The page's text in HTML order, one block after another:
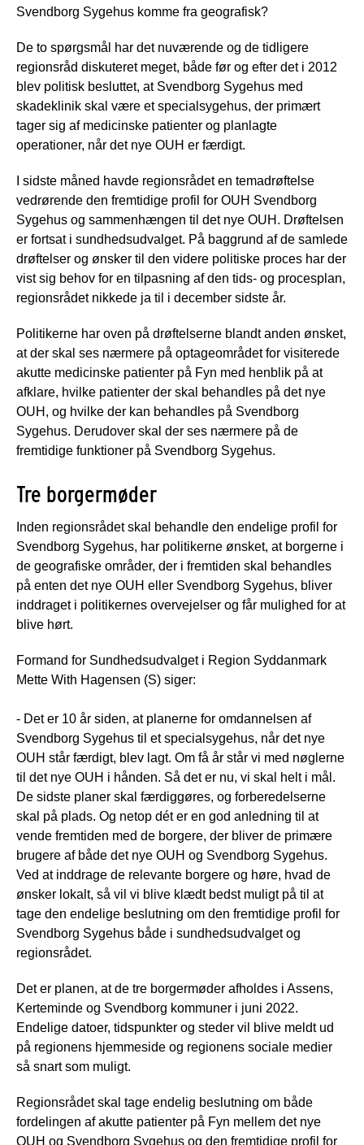
Svendborg Sygehus komme fra geografisk?
De to spørgsmål har det nuværende og de tidligere
regionsråd diskuteret meget, både før og efter det i 2012
blev politisk besluttet, at Svendborg Sygehus med
skadeklinik skal være et specialsygehus, der primært
tager sig af medicinske patienter og planlagte
operationer, når det nye OUH er færdigt.
I sidste måned havde regionsrådet en temadrøftelse
vedrørende den fremtidige profil for OUH Svendborg
Sygehus og sammenhængen til det nye OUH. Drøftelsen
er fortsat i sundhedsudvalget. På baggrund af de samlede
drøftelser og ønsker til den videre politiske proces har der
vist sig behov for en tilpasning af den tids- og procesplan,
regionsrådet nikkede ja til i december sidste år.
Politikerne har oven på drøftelserne blandt anden ønsket,
at der skal ses nærmere på optageområdet for visiterede
akutte medicinske patienter på Fyn med henblik på at
afklare, hvilke patienter der skal behandles på det nye
OUH, og hvilke der kan behandles på Svendborg
Sygehus. Derudover skal der ses nærmere på de
fremtidige funktioner på Svendborg Sygehus.
Tre borgermøder
Inden regionsrådet skal behandle den endelige profil for
Svendborg Sygehus, har politikerne ønsket, at borgerne i
de geografiske områder, der i fremtiden skal behandles
på enten det nye OUH eller Svendborg Sygehus, bliver
inddraget i politikernes overvejelser og får mulighed for at
blive hørt.
Formand for Sundhedsudvalget i Region Syddanmark
Mette With Hagensen (S) siger:
- Det er 10 år siden, at planerne for omdannelsen af
Svendborg Sygehus til et specialsygehus, når det nye
OUH står færdigt, blev lagt. Om få år står vi med nøglerne
til det nye OUH i hånden. Så det er nu, vi skal helt i mål.
De sidste planer skal færdiggøres, og forberedelserne
skal på plads. Og netop dét er en god anledning til at
vende fremtiden med de borgere, der bliver de primære
brugere af både det nye OUH og Svendborg Sygehus.
Ved at inddrage de relevante borgere og høre, hvad de
ønsker lokalt, så vil vi blive klædt bedst muligt på til at
tage den endelige beslutning om den fremtidige profil for
Svendborg Sygehus både i sundhedsudvalget og
regionsrådet.
Det er planen, at de tre borgermøder afholdes i Assens,
Kerteminde og Svendborg kommuner i juni 2022.
Endelige datoer, tidspunkter og steder vil blive meldt ud
på regionens hjemmeside og regionens sociale medier
så snart som muligt.
Regionsrådet skal tage endelig beslutning om både
fordelingen af akutte patienter på Fyn mellem det nye
OUH og Svendborg Sygehus og den fremtidige profil for